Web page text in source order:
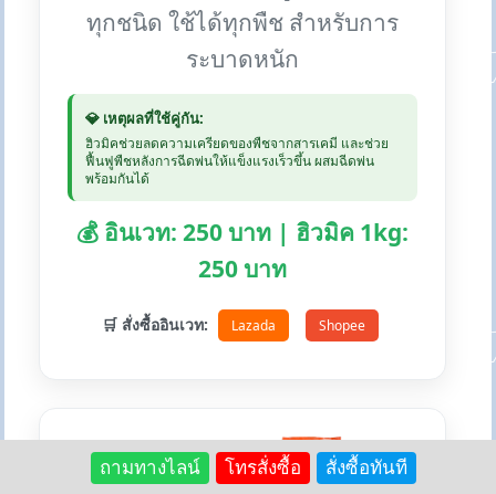
ทุกชนิด ใช้ได้ทุกพืช สำหรับการ
ระบาดหนัก
💎 เหตุผลที่ใช้คู่กัน:
ฮิวมิคช่วยลดความเครียดของพืชจากสารเคมี และช่วย
ฟื้นฟูพืชหลังการฉีดพ่นให้แข็งแรงเร็วขึ้น ผสมฉีดพ่น
พร้อมกันได้
💰 อินเวท: 250 บาท | ฮิวมิค 1kg:
250 บาท
🛒 สั่งซื้ออินเวท: Lazada Shopee
+
ถามทางไลน์ โทรสั่งซื้อ สั่งซื้อทันที